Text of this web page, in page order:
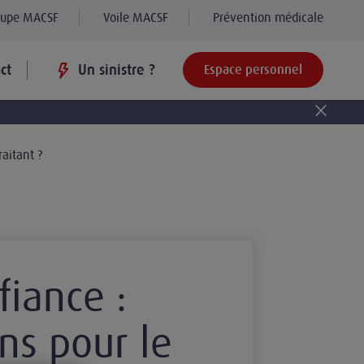
MACSF Voile MACSF Prévention médicale
Un sinistre ? Espace personnel
?
:
pour le